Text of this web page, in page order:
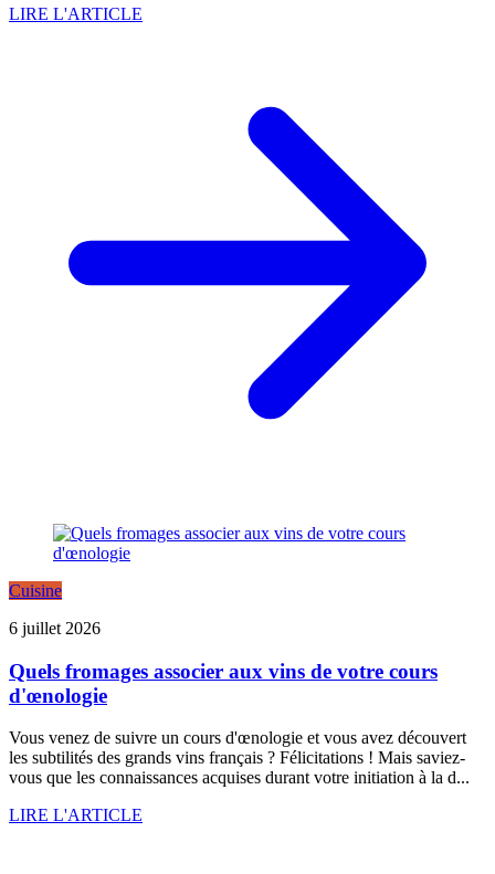
LIRE L'ARTICLE
Cuisine
6 juillet 2026
Quels fromages associer aux vins de votre cours
d'œnologie
Vous venez de suivre un cours d'œnologie et vous avez découvert
les subtilités des grands vins français ? Félicitations ! Mais saviez-
vous que les connaissances acquises durant votre initiation à la d...
LIRE L'ARTICLE